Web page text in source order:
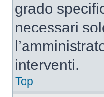
grado
necessari
interventi.
Top